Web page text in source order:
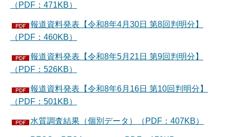
（PDF：471KB）
報道資料発表【令和8年4月30日 第8回判明分】
（PDF：460KB）
報道資料発表【令和8年5月21日 第9回判明分】
（PDF：526KB）
報道資料発表【令和8年6月16日 第10回判明分】
（PDF：501KB）
水質調査結果（個別データ）（PDF：407KB）